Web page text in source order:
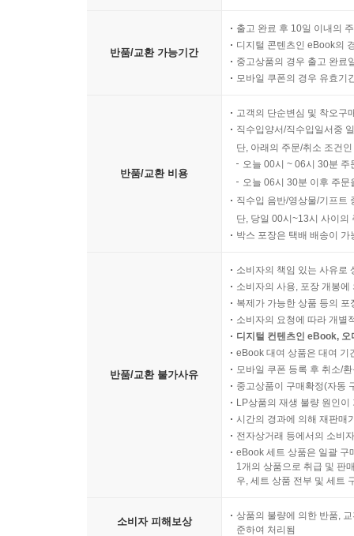
반품/교환 가능기간
출고 완료 후 10일 이내의
디지털 콘텐츠인 eBook의
중고상품의 경우 출고 완료
모바일 쿠폰의 경우 유효기
반품/교환 비용
고객의 단순변심 및 착오구
직수입양서/직수입일서중
단, 아래의 주문/취소 조건
오늘 00시 ~ 06시 30분
오늘 06시 30분 이후 주
직수입 음반/영상물/기프트
단, 당일 00시~13시 사이의
박스 포장은 택배 배송이
반품/교환 불가사유
소비자의 책임 있는 사유로
소비자의 사용, 포장 개봉
복제가 가능한 상품 등의
소비자의 요청에 따라 개별
디지털 컨텐츠인 eBook,
eBook 대여 상품은 대여 기
모바일 쿠폰 등록 후 취소/
중고상품이 구매확정(자동
LP상품의 재생 불량 원인
시간의 경과에 의해 재판매
전자상거래 등에서의 소비
eBook 세트 상품은 일괄 구
1개의 상품으로 취급 및 판
우, 세트 상품 전부 및 세트
소비자 피해보상
상품의 불량에 의한 반품,
준하여 처리됨